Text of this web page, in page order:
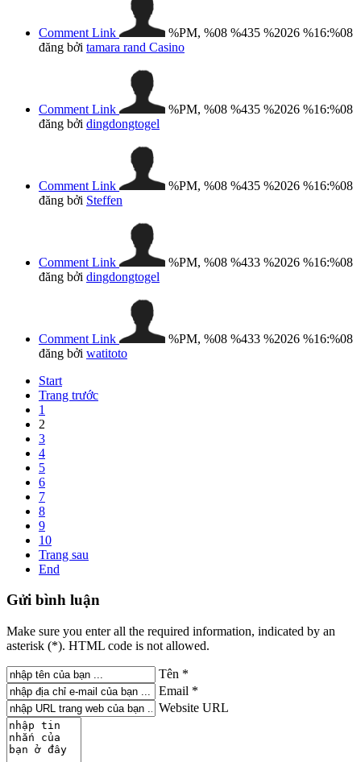
Comment Link
%PM, %08 %435 %2026 %16:%08
đăng bởi tamara rand Casino
Comment Link
%PM, %08 %435 %2026 %16:%08
đăng bởi dingdongtogel
Comment Link
%PM, %08 %435 %2026 %16:%08
đăng bởi Steffen
Comment Link
%PM, %08 %433 %2026 %16:%08
đăng bởi dingdongtogel
Comment Link
%PM, %08 %433 %2026 %16:%08
đăng bởi watitoto
Start
Trang trước
1
2
3
4
5
6
7
8
9
10
Trang sau
End
Gửi bình luận
Make sure you enter all the required information, indicated by an
asterisk (*). HTML code is not allowed.
Tên *
Email *
Website URL